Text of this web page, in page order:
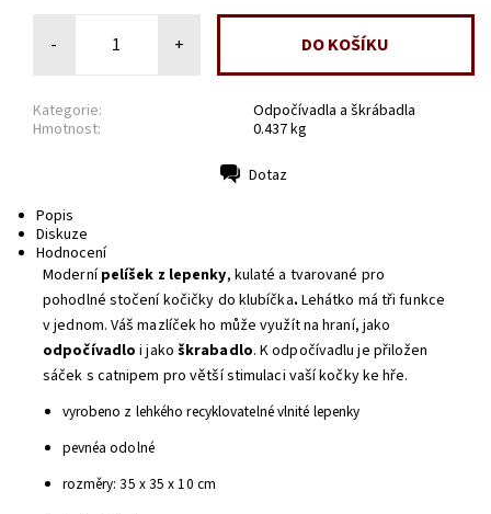
- +
Kategorie:
Odpočívadla a škrábadla
Hmotnost:
0.437 kg
Dotaz
Popis
Diskuze
Hodnocení
Modernípelíšek z lepenky, kulaté a tvarované pro
pohodlné stočení kočičky do klubíčka. Lehátko má tři funkce
v jednom. Váš mazlíček ho může využít na hraní, jako
odpočívadlo i jako škrabadlo. K odpočívadlu je přiložen
sáček s catnipem pro větší stimulaci vaší kočky ke hře.
vyrobeno z lehkého recyklovatelné vlnité lepenky
pevnéa odolné
rozměry: 35 x 35 x 10 cm